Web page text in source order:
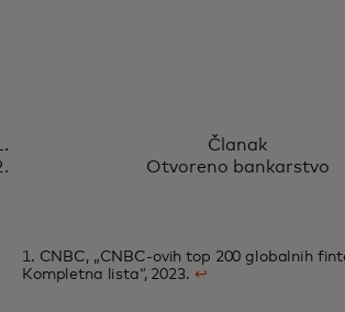
Kako zajedno kreiramo
Saznajte više
Članak
Otvoreno bankarstvo
1. CNBC, „CNBC-ovih top 200 globalnih
Kompletna lista“, 2023. ↩